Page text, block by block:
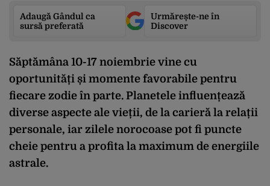
Adaugă Gândul ca
sursă preferată
Urmărește-ne în
Discover
Săptămâna 10-17 noiembrie vine cu
oportunități și momente favorabile pentru
fiecare zodie în parte. Planetele influențează
diverse aspecte ale vieții, de la carieră la relații
personale, iar zilele norocoase pot fi puncte
cheie pentru a profita la maximum de energiile
astrale.